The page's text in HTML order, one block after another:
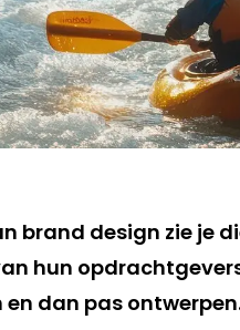
brand design zie je
hun
dan pas